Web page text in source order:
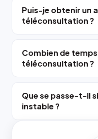
Puis-je obtenir un
téléconsultation ?
Combien de
téléconsultation ?
Que se passe-t-il
instable ?